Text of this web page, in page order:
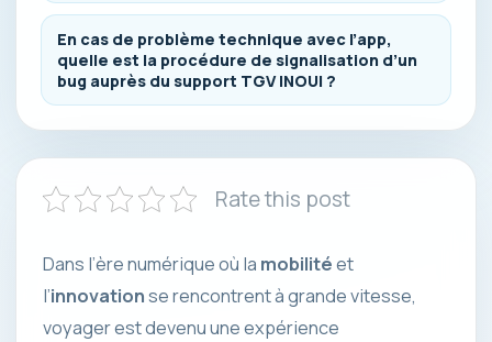
En cas de problème technique avec l’app,
quelle est la procédure de signalisation d’un
bug auprès du support TGV INOUI ?
Rate this post
Dans l’ère numérique où la mobilitéet
l’innovationse rencontrent à grande vitesse,
voyager est devenu une expérience